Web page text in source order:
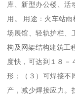
库、新型办公楼、活
用。 用途：火车站
场展馆、轻轨护栏、
构及网架结构建筑工
度快，可达到１８－
形；（３）可焊接不
产，减少焊接应力。